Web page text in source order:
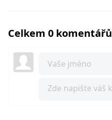
Celkem 0 komentářů